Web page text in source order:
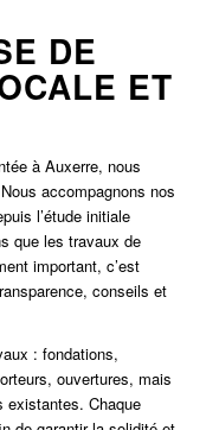
DE
ET
à Auxerre, nous
accompagnons nos
l’étude initiale
que les travaux de
important, c’est
conseils et
: fondations,
ouvertures, mais
existantes. Chaque